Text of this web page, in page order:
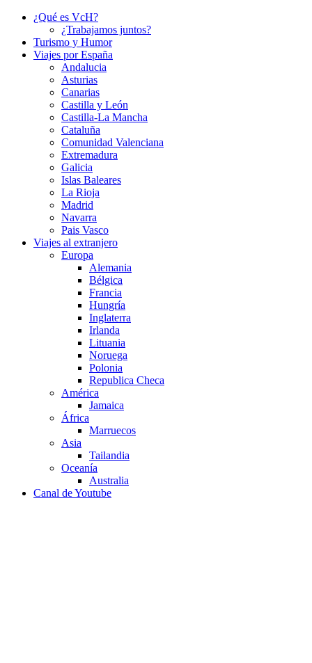
¿Qué es VcH?
¿Trabajamos juntos?
Turismo y Humor
Viajes por España
Andalucia
Asturias
Canarias
Castilla y León
Castilla-La Mancha
Cataluña
Comunidad Valenciana
Extremadura
Galicia
Islas Baleares
La Rioja
Madrid
Navarra
Pais Vasco
Viajes al extranjero
Europa
Alemania
Bélgica
Francia
Hungría
Inglaterra
Irlanda
Lituania
Noruega
Polonia
Republica Checa
América
Jamaica
África
Marruecos
Asia
Tailandia
Oceanía
Australia
Canal de Youtube